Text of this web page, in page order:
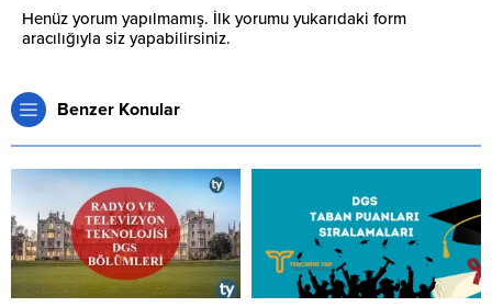
Henüz yorum yapılmamış. İlk yorumu yukarıdaki form
aracılığıyla siz yapabilirsiniz.
Benzer Konular